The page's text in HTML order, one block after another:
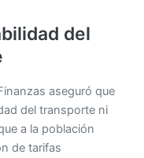
del
aseguró que
del transporte ni
a la población
de tarifas